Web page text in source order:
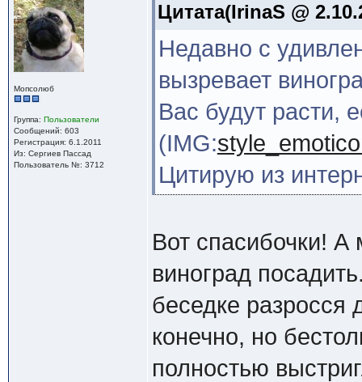
Мопсолюб
Группа: Пользователи
Сообщений: 603
Регистрация: 6.1.2011
Из: Сергиев Пассад
Пользователь №: 3712
Цитата(IrinaS @
Недавно с
вызревает
Вас будут расти,
(IMG:
Цитирую из
Вот спасибочки!
виноград
беседке разросся
конечно, но
полностью